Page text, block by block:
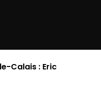
Calais : Eric